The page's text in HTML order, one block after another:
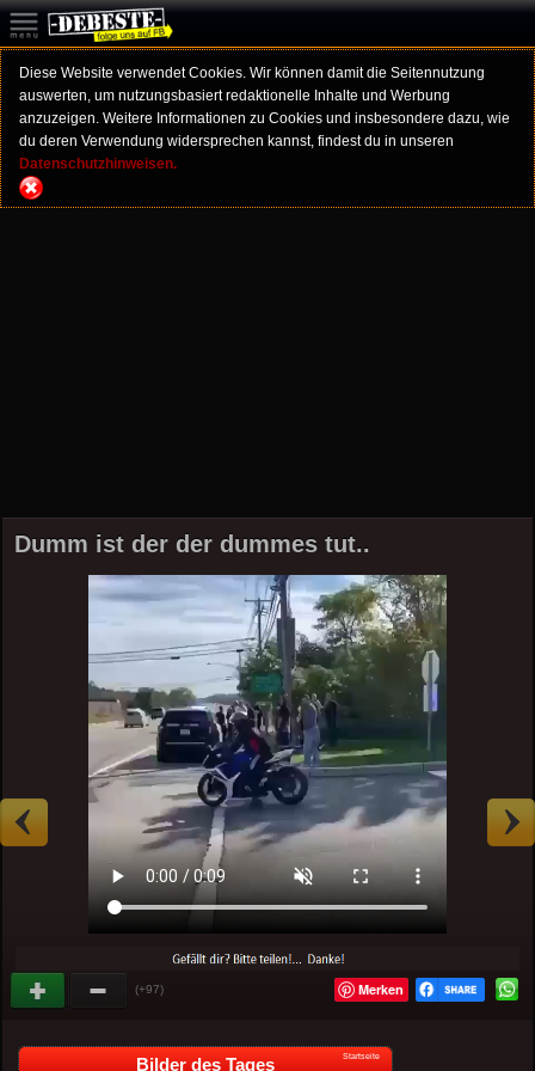
Diese Website verwendet Cookies. Wir können damit die Seitennutzung
auswerten, um nutzungsbasiert redaktionelle Inhalte und Werbung
anzuzeigen. Weitere Informationen zu Cookies und insbesondere dazu, wie
du deren Verwendung widersprechen kannst, findest du in unseren
Datenschutzhinweisen.
Dumm ist der der dummes tut..
(+97) Merken
Bilder des Tages Startseite